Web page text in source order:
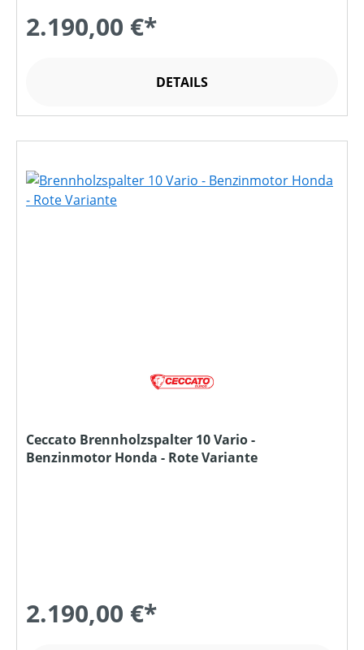
2.190,00 €*
DETAILS
Ceccato Brennholzspalter 10 Vario -
Benzinmotor Honda - Rote Variante
2.190,00 €*